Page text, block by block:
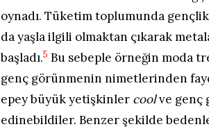
oynadı. Tüketim toplumunda
da yaşla ilgili olmaktan çıkarak
başladı.5 Bu sebeple örneğin moda
genç görünmenin nimetlerinden
epey büyük yetişkinler coolve genç
edinebildiler. Benzer şekilde